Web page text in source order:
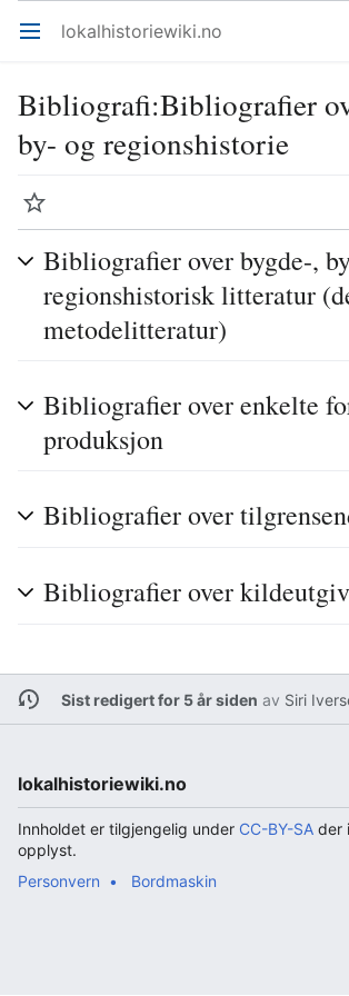
Åpne hovedmenyen lokalhistoriewiki.no
Bibliografi:Bibliografier
by- og regionshistorie
Overvåk
Bibliografier over bygde-,
regionshistorisk litteratur
metodelitteratur)
Bibliografier over enkelte
produksjon
Bibliografier over
Bibliografier over
Sist redigert for 5 år siden av Siri
lokalhistoriewiki.no
Innholdet er tilgjengelig under CC-BY-SA der
opplyst.
Personvern
Bordmaskin